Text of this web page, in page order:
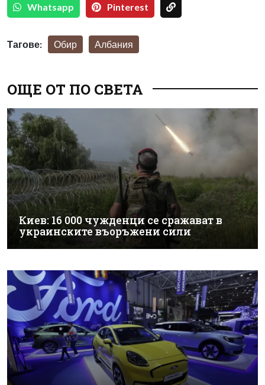
Whatsapp Pinterest
Тагове: Обир Албания
ОЩЕ ОТ ПО СВЕТА
Киев: 16 000 чужденци се сражават в
украинските въоръжени сили